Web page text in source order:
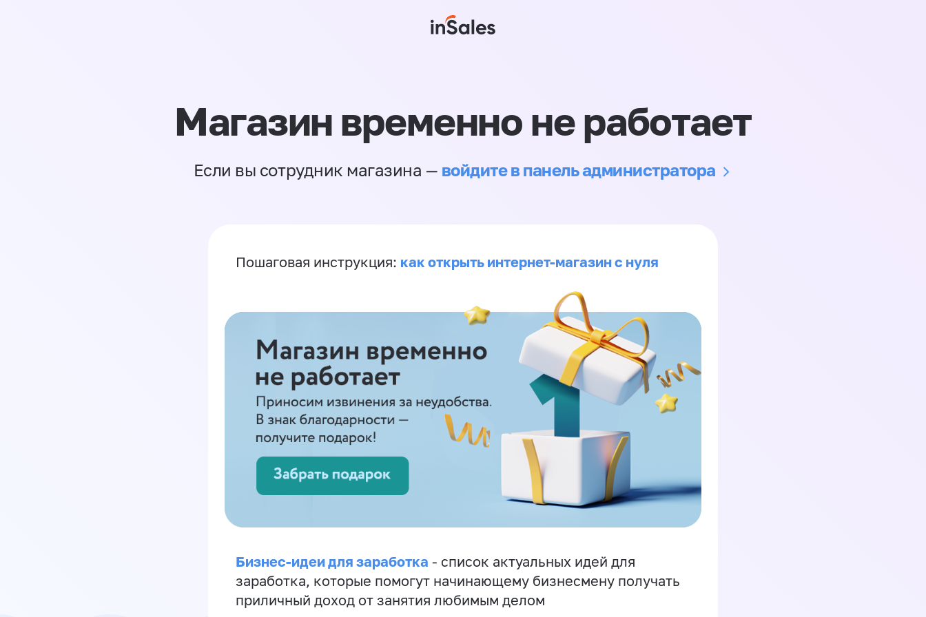
Магазин временно не работает
Если вы сотрудник магазина — войдите в панель администратора
Пошаговая инструкция: как открыть интернет-магазин с нуля
Бизнес-идеи для заработка - список актуальных идей для
заработка, которые помогут начинающему бизнесмену получать
приличный доход от занятия любимым делом